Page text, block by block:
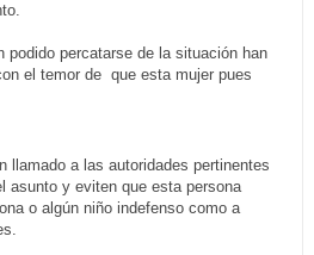
podido percatarse de la situación han
el temor de que esta mujer pues
llamado a las autoridades pertinentes
asunto y eviten que esta persona
o algún niño indefenso como a